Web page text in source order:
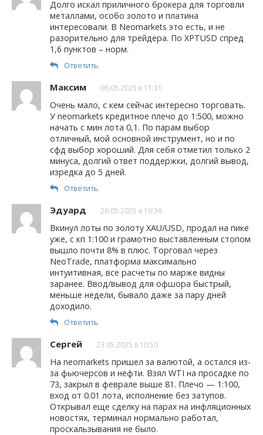
Долго искал приличного брокера для торговли
металлами, особо золото и платина
интересовали. В Neomarkets это есть, и не
разорительно для трейдера. По XPTUSD спред
1,6 пунктов – норм.
Ответить
Максим 06.05.2025 в 11:31
Очень мало, с кем сейчас интересно торговать.
У neomarkets кредитное плечо до 1:500, можно
начать с мин лота 0,1. По парам выбор
отличный, мой основной инструмент, но и по
сфд выбор хороший. Для себя отметил только 2
минуса, долгий ответ поддержки, долгий вывод,
изредка до 5 дней.
Ответить
Эдуард 20.05.2025 в 10:36
Вкинул лоты по золоту XAU/USD, продал на пике
уже, с кп 1:100 и грамотно выставленным стопом
вышло почти 8% в плюс. Торговал через
NeoTrade, платформа максимально
интуитивная, все расчеты по марже видны
заранее. Ввод/вывод для офшора быстрый,
меньше недели, бывало даже за пару дней
доходило.
Ответить
Сергей 23.05.2025 в 10:50
На neomarkets пришел за валютой, а остался из-
за фьючерсов и нефти. Взял WTI на просадке по
73, закрыл в феврале выше 81. Плечо — 1:100,
вход от 0.01 лота, исполнение без затупов.
Открывал еще сделку на парах на инфляционных
новостях, терминал нормально работал,
проскальзывания не было.